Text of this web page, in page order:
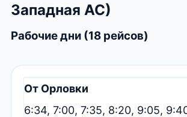
Западная АС)
Рабочие дни (18 рейсов)
От Орловки
6:34, 7:00, 7:35, 8:20, 9:05,